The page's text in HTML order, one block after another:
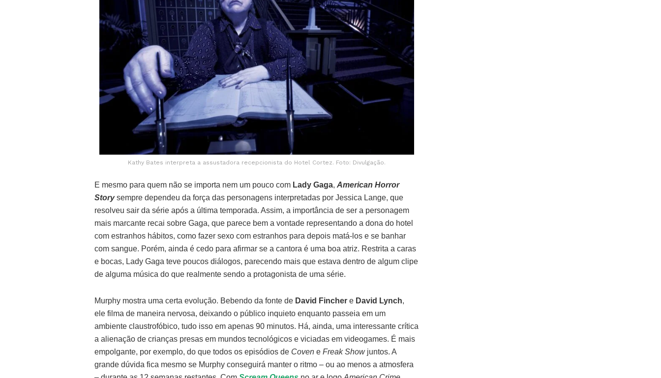
Kathy Bates interpreta a assustadora recepcionista do Hotel Cortez. Foto: Divulgação.
E mesmo para quem não se importa nem um pouco com Lady Gaga, American Horror
Story sempre dependeu da força das personagens interpretadas por Jessica Lange, que
resolveu sair da série após a última temporada. Assim, a importância de ser a personagem
mais marcante recai sobre Gaga, que parece bem a vontade representando a dona do hotel
com estranhos hábitos, como fazer sexo com estranhos para depois matá-los e se banhar
com sangue. Porém, ainda é cedo para afirmar se a cantora é uma boa atriz. Restrita a caras
e bocas, Lady Gaga teve poucos diálogos, parecendo mais que estava dentro de algum clipe
de alguma música do que realmente sendo a protagonista de uma série.
Murphy mostra uma certa evolução. Bebendo da fonte de David Fincher e David Lynch,
ele filma de maneira nervosa, deixando o público inquieto enquanto passeia em um
ambiente claustrofóbico, tudo isso em apenas 90 minutos. Há, ainda, uma interessante crítica
a alienação de crianças presas em mundos tecnológicos e viciadas em videogames. É mais
empolgante, por exemplo, do que todos os episódios de Coven e Freak Show juntos. A
grande dúvida fica mesmo se Murphy conseguirá manter o ritmo – ou ao menos a atmosfera